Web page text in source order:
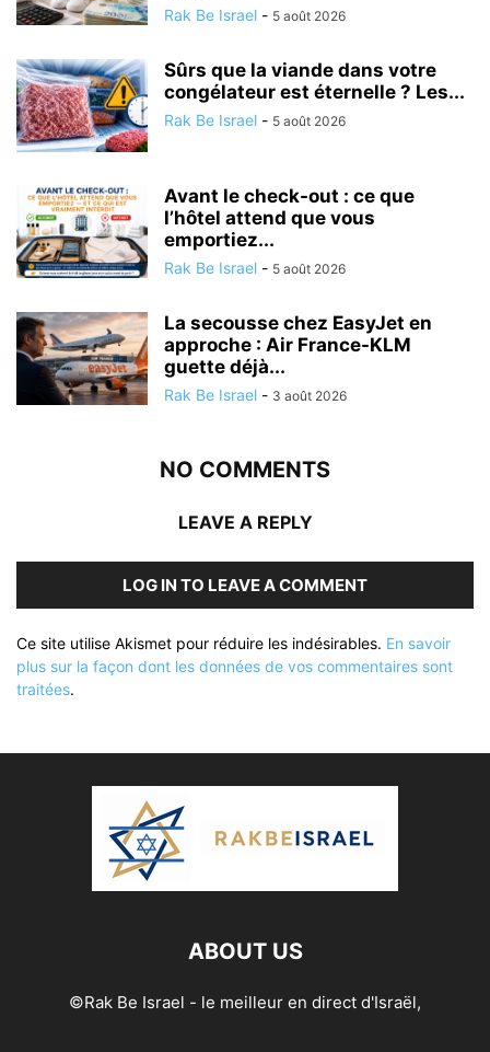
Rak Be Israel - 5 août 2026
Sûrs que la viande dans votre
congélateur est éternelle ? Les...
Rak Be Israel - 5 août 2026
Avant le check-out : ce que
l’hôtel attend que vous
emportiez...
Rak Be Israel - 5 août 2026
La secousse chez EasyJet en
approche : Air France-KLM
guette déjà...
Rak Be Israel - 3 août 2026
NO COMMENTS
LEAVE A REPLY
LOG IN TO LEAVE A COMMENT
Ce site utilise Akismet pour réduire les indésirables. En savoir
plus sur la façon dont les données de vos commentaires sont
traitées.
ABOUT US
©Rak Be Israel - le meilleur en direct d'Israël,